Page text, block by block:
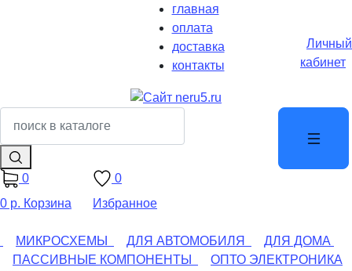
главная
оплата
доставка
контакты
Личный
кабинет
0
0 р. Корзина
0
Избранное
МИКРОСХЕМЫ ДЛЯ АВТОМОБИЛЯ
ДЛЯ ДОМА
ПАССИВНЫЕ КОМПОНЕНТЫ
ОПТО ЭЛЕКТРОНИКА